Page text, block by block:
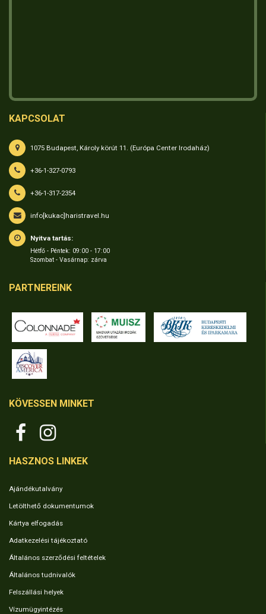
KAPCSOLAT
1075 Budapest, Károly körút 11. (Európa Center Irodaház)
+36-1-327-0793
+36-1-317-2354
info[kukac]haristravel.hu
Nyitva tartás:
Hétfő - Péntek: 09:00 - 17:00
Szombat - Vasárnap: zárva
PARTNEREINK
KÖVESSEN MINKET
HASZNOS LINKEK
Ajándékutalvány
Letölthető dokumentumok
Kártya elfogadás
Adatkezelési tájékoztató
Általános szerződési feltételek
Általános tudnivalók
Felszállási helyek
Vízumügyintézés